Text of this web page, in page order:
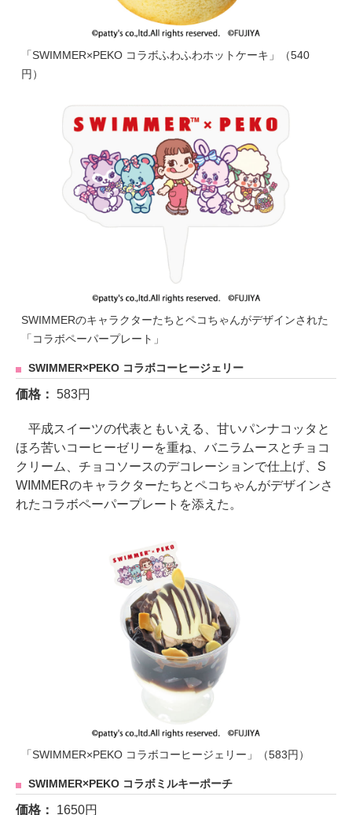
「SWIMMER×PEKO コラボふわふわホットケーキ」（540
円）
SWIMMERのキャラクターたちとペコちゃんがデザインされた
「コラボペーパープレート」
SWIMMER×PEKO コラボコーヒージェリー
価格： 583円
平成スイーツの代表ともいえる、甘いパンナコッタと
ほろ苦いコーヒーゼリーを重ね、バニラムースとチョコ
クリーム、チョコソースのデコレーションで仕上げ、S
WIMMERのキャラクターたちとペコちゃんがデザインさ
れたコラボペーパープレートを添えた。
「SWIMMER×PEKO コラボコーヒージェリー」（583円）
SWIMMER×PEKO コラボミルキーポーチ
価格： 1650円